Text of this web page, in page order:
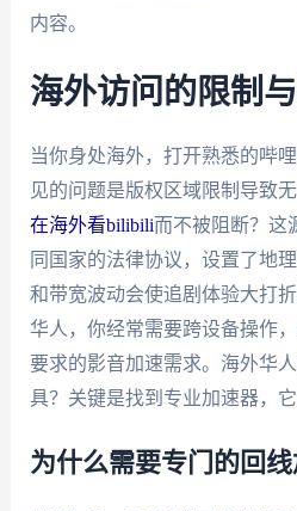
内容。
海外访问的限制
当你身处海外，打开熟悉的哔
见的问题是版权区域限制导致
在海外看bilibili而不被阻断？这
同国家的法律协议，设置了地
和带宽波动会使追剧体验大打
华人，你经常需要跨设备操作
要求的影音加速需求。海外华
具？关键是找到专业加速器，
为什么需要专门的回